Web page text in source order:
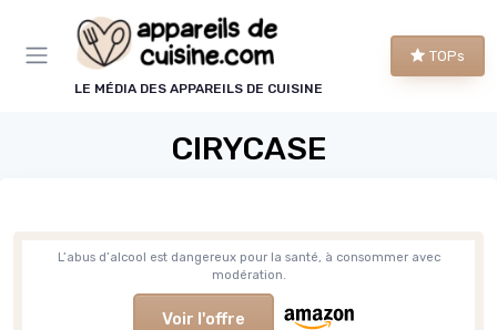
LE MÉDIA DES APPAREILS DE CUISINE
TOPs
CIRYCASE
L’abus d’alcool est dangereux pour la santé, à consommer avec
modération.
Voir l'offre
Panneau de gestion des cookies